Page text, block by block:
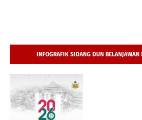
INFOGRAFIK SIDANG DUN BELANJAWAN